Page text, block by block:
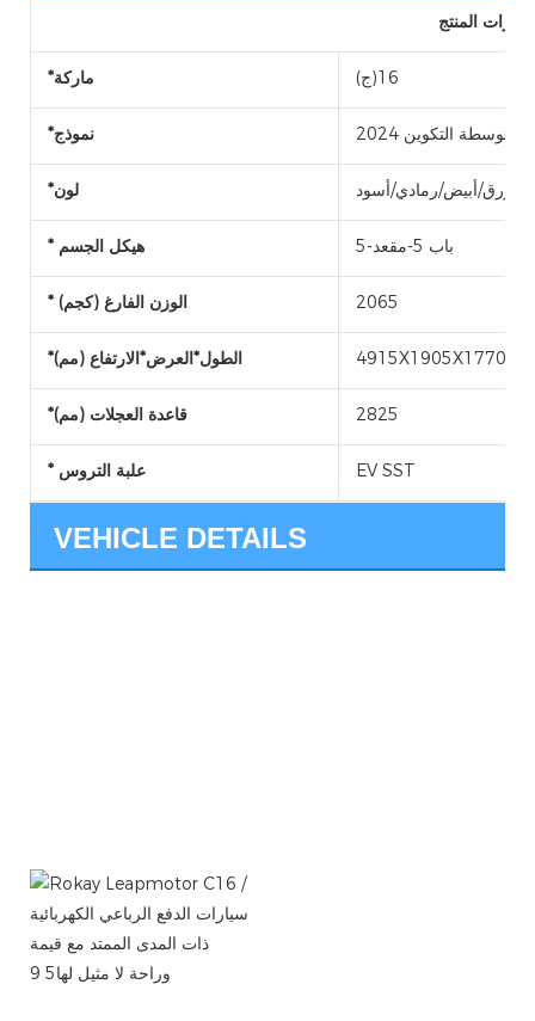
ميزات المنتج
*ماركة (ج)16
*نموذج
*لون أزرق/أبيض/رمادي/أسود
* هيكل الجسم 5-باب 5-مقعد
* الوزن الفارغ (كجم) 2065
*الطول*العرض*الارتفاع (مم) 4915X1905X1770
*قاعدة العجلات (مم) 2825
* علبة التروس EV SST
VEHICLE DETAILS